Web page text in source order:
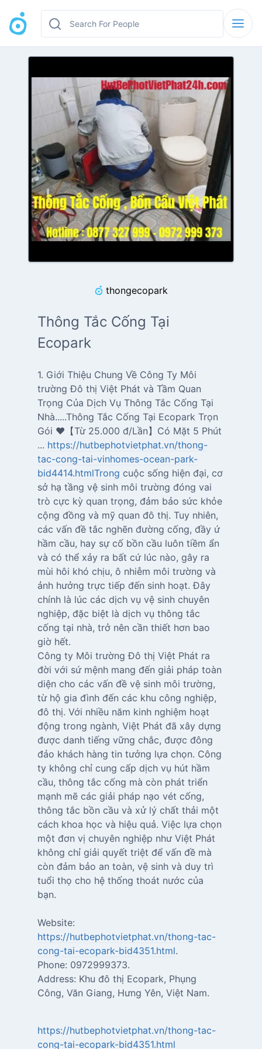
thongecopark
Thông Tắc Cống Tại
Ecopark
1. Giới Thiệu Chung Về Công Ty Môi
trường Đô thị Việt Phát và Tầm Quan
Trọng Của Dịch Vụ Thông Tắc Cống Tại
Nhà.....Thông Tắc Cống Tại Ecopark Trọn
Gói ❤️【Từ 25.000 đ/Lần】Có Mặt 5 Phút
... https://hutbephotvietphat.vn/thong-
tac-cong-tai-vinhomes-ocean-park-
bid4414.htmlTrong cuộc sống hiện đại, cơ
sở hạ tầng vệ sinh môi trường đóng vai
trò cực kỳ quan trọng, đảm bảo sức khỏe
cộng đồng và mỹ quan đô thị. Tuy nhiên,
các vấn đề tắc nghẽn đường cống, đầy ứ
hầm cầu, hay sự cố bồn cầu luôn tiềm ẩn
và có thể xảy ra bất cứ lúc nào, gây ra
mùi hôi khó chịu, ô nhiễm môi trường và
ảnh hưởng trực tiếp đến sinh hoạt. Đây
chính là lúc các dịch vụ vệ sinh chuyên
nghiệp, đặc biệt là dịch vụ thông tắc
cống tại nhà, trở nên cần thiết hơn bao
giờ hết.
Công ty Môi trường Đô thị Việt Phát ra
đời với sứ mệnh mang đến giải pháp toàn
diện cho các vấn đề vệ sinh môi trường,
từ hộ gia đình đến các khu công nghiệp,
đô thị. Với nhiều năm kinh nghiệm hoạt
động trong ngành, Việt Phát đã xây dựng
được danh tiếng vững chắc, được đông
đảo khách hàng tin tưởng lựa chọn. Công
ty không chỉ cung cấp dịch vụ hút hầm
cầu, thông tắc cống mà còn phát triển
mạnh mẽ các giải pháp nạo vét cống,
thông tắc bồn cầu và xử lý chất thải một
cách khoa học và hiệu quả. Việc lựa chọn
một đơn vị chuyên nghiệp như Việt Phát
không chỉ giải quyết triệt để vấn đề mà
còn đảm bảo an toàn, vệ sinh và duy trì
tuổi thọ cho hệ thống thoát nước của
bạn.
Website:
https://hutbephotvietphat.vn/thong-tac-
cong-tai-ecopark-bid4351.html.
Phone: 0972999373.
Address: Khu đô thị Ecopark, Phụng
Công, Văn Giang, Hưng Yên, Việt Nam.
https://hutbephotvietphat.vn/thong-tac-
cong-tai-ecopark-bid4351.html